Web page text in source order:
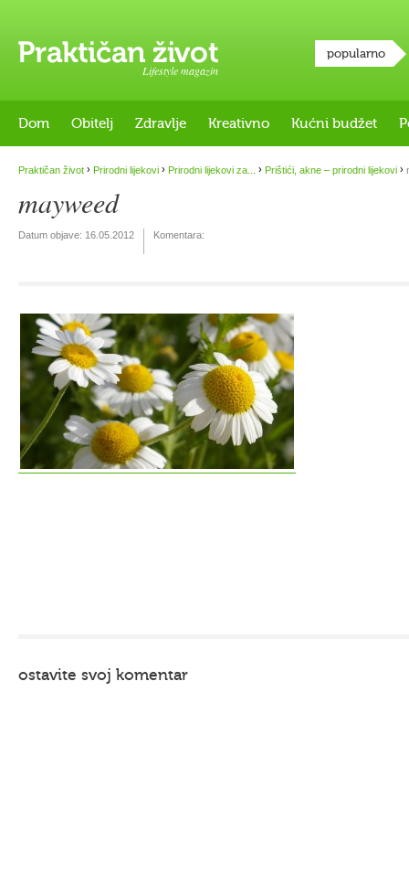
Lifestyle magazin
popularno
Dom Obitelj Zdravlje Kreativno Kućni budžet
Praktičan život › Prirodni lijekovi › Prirodni lijekovi za... › Prištići, akne – prirodni lijekovi ›
mayweed
Datum objave: 16.05.2012 Komentara:
ostavite svoj komentar